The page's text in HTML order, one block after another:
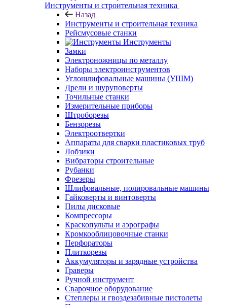
Инструменты и строительная техника
Назад
Инструменты и строительная техника
Рейсмусовые станки
Инструменты
Замки
Электроножницы по металлу
Наборы электроинструментов
Углошлифовальные машины (УШМ)
Дрели и шуруповерты
Точильные станки
Измерительные приборы
Штроборезы
Бензорезы
Электроотвертки
Аппараты для сварки пластиковых труб
Лобзики
Вибраторы строительные
Рубанки
Фрезеры
Шлифовальные, полировальные машины
Гайковерты и винтоверты
Пилы дисковые
Компрессоры
Краскопульты и аэрографы
Кромкооблицовочные станки
Перфораторы
Плиткорезы
Аккумуляторы и зарядные устройства
Граверы
Ручной инструмент
Сварочное оборудование
Степлеры и гвоздезабивные пистолеты